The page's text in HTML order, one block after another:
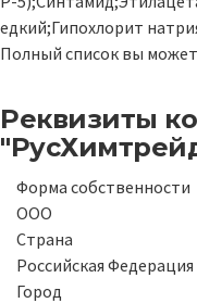
едкий;Гипохлорит
Полный список вы
Реквизиты
Форма собственности
ООО
Страна
Российская Федерация
Город